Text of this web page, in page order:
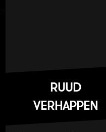
RUUD
VERHAPPEN